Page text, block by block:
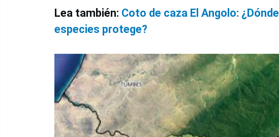
Lea también: Coto de caza El Angolo:
especies protege?